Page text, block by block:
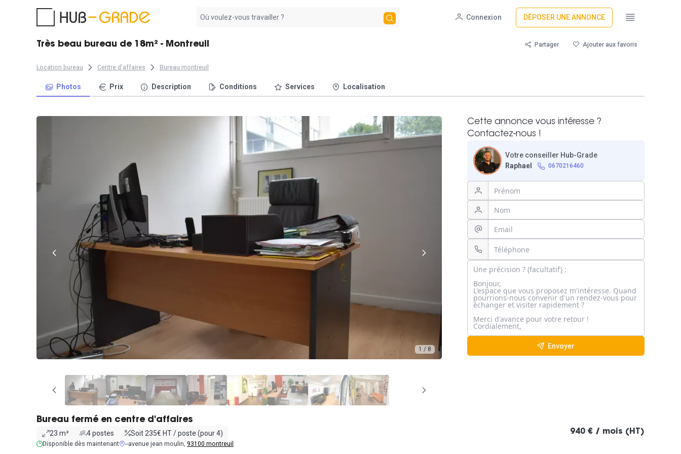
résultat
Connexion DÉPOSER UNE ANNONCE
Très beau bureau de 18m² - Montreuil Partager Ajouter aux favoris
Location bureau Centre d'affaires Bureau montreuil
Photos Prix Description Conditions Services Localisation
1 / 8
Cette annonce vous intéresse ?
Contactez-nous !
Votre conseiller Hub-Grade
Raphael
0670216460
Envoyer
Bureau fermé en centre d'affaires
23 m² 4 postes Soit 235€ HT / poste (pour 4)
Disponible dès maintenant --avenue jean moulin, 93100 montreuil
940 € / mois (HT)